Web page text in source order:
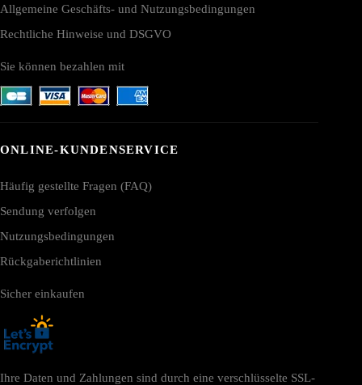
Allgemeine Geschäfts- und Nutzungsbedingungen
Rechtliche Hinweise und DSGVO
Sie können bezahlen mit
ONLINE-KUNDENSERVICE
Häufig gestellte Fragen (FAQ)
Sendung verfolgen
Nutzungsbedingungen
Rückgaberichtlinien
Sicher einkaufen
Ihre Daten und Zahlungen sind durch eine verschlüsselte SSL-